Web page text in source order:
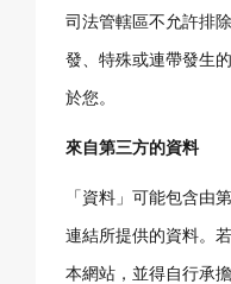
司法管轄區不允許排
發、特殊或連帶發生
於您。
來自第三方的資料
「資料」可能包含由
連結所提供的資料。
本網站，並得自行承